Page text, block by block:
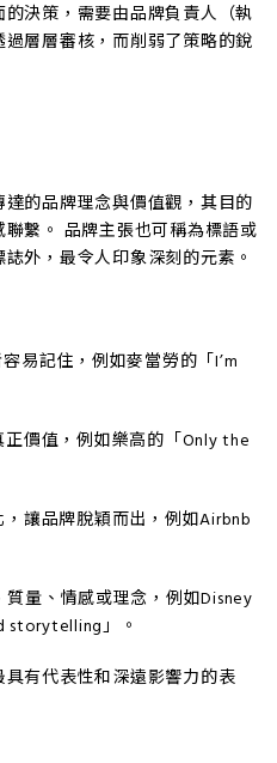
決策，需要由品牌負責人（執
層層審核，而削弱了策略的銳
的品牌理念與價值觀，其目的
繫。 品牌主張也可稱為標語或
外，最令人印象深刻的元素。
易記住，例如麥當勞的「I’m
價值，例如樂高的「Only the
讓品牌脫穎而出，例如Airbnb
量、情感或理念，例如Disney
storytelling」。
有代表性和深遠影響力的表